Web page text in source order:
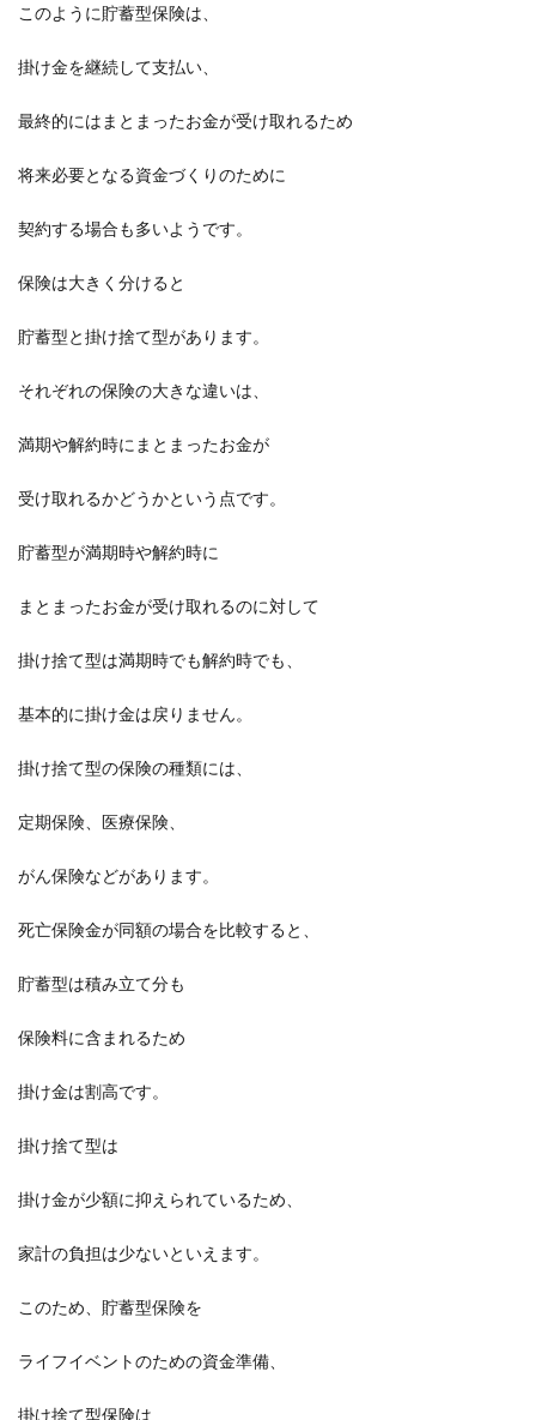
このように貯蓄型保険は、
掛け金を継続して支払い、
最終的にはまとまったお金が受け取れるため
将来必要となる資金づくりのために
契約する場合も多いようです。
保険は大きく分けると
貯蓄型と掛け捨て型があります。
それぞれの保険の大きな違いは、
満期や解約時にまとまったお金が
受け取れるかどうかという点です。
貯蓄型が満期時や解約時に
まとまったお金が受け取れるのに対して
掛け捨て型は満期時でも解約時でも、
基本的に掛け金は戻りません。
掛け捨て型の保険の種類には、
定期保険、医療保険、
がん保険などがあります。
死亡保険金が同額の場合を比較すると、
貯蓄型は積み立て分も
保険料に含まれるため
掛け金は割高です。
掛け捨て型は
掛け金が少額に抑えられているため、
家計の負担は少ないといえます。
このため、貯蓄型保険を
ライフイベントのための資金準備、
掛け捨て型保険は